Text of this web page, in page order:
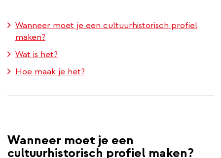
Wanneer moet je een cultuurhistorisch profiel
maken?
Wat is het?
Hoe maak je het?
Wanneer moet je een
cultuurhistorisch profiel maken?